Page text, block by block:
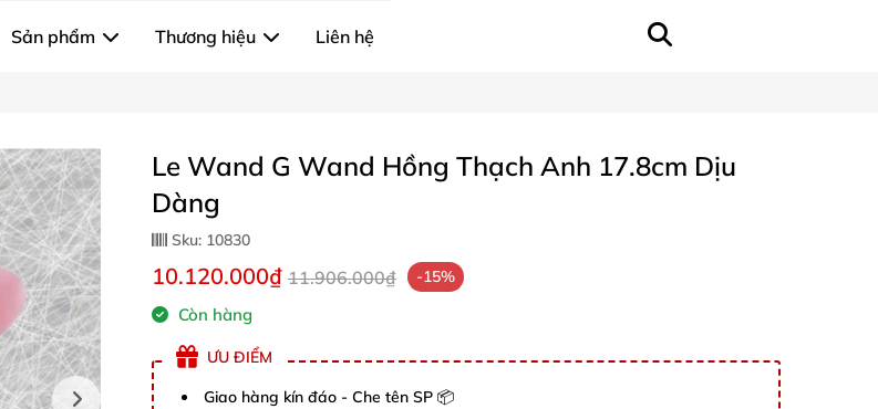
Sản phẩm Thương hiệu Liên hệ
Le Wand G Wand Hồng Thạch Anh 17.8cm Dịu
Dàng
Sku: 10830
10.120.000₫ 11.906.000₫ -15%
Còn hàng
ƯU ĐIỂM
Giao hàng kín đáo - Che tên SP 📦